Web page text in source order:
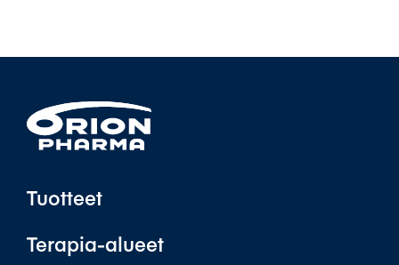
Tuotteet
Terapia-alueet